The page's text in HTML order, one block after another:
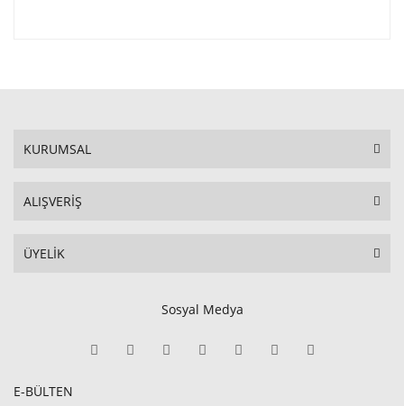
KURUMSAL
ALIŞVERİŞ
ÜYELİK
Sosyal Medya
E-BÜLTEN